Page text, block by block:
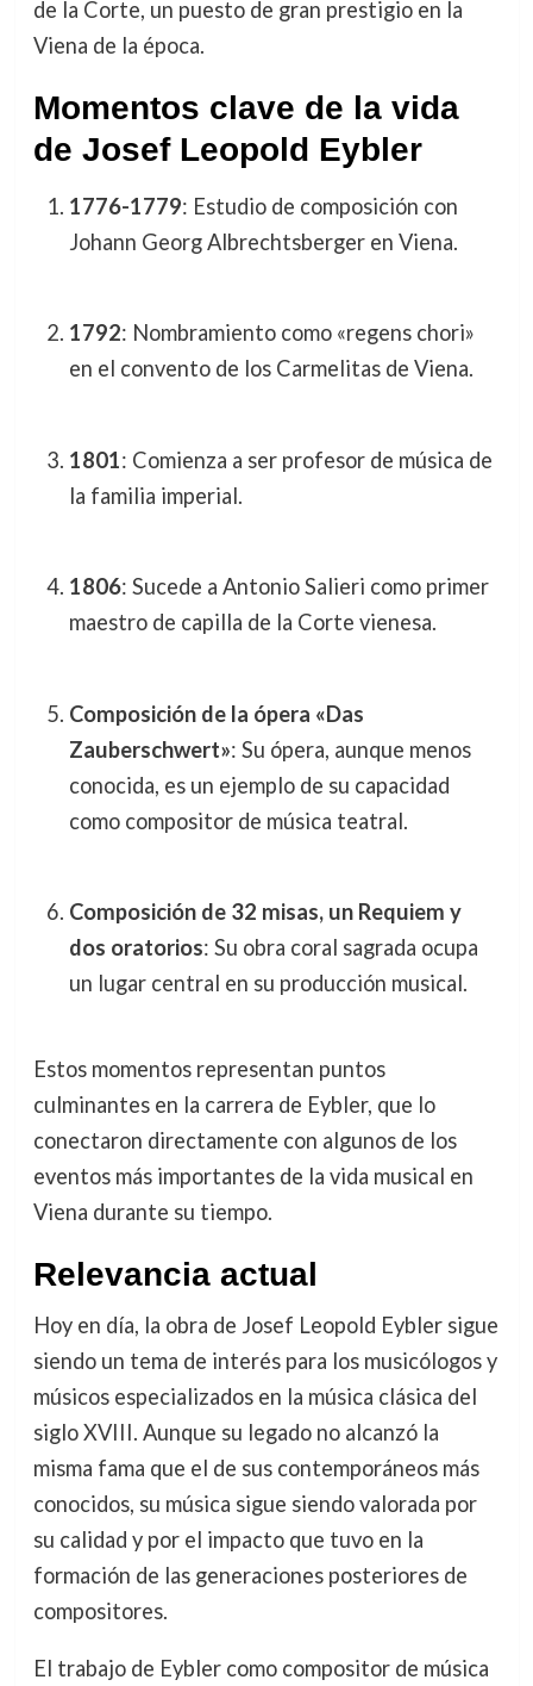
de la Corte, un puesto de gran prestigio en la
Viena de la época.
Momentos clave de la vida
de Josef Leopold Eybler
1776-1779: Estudio de composición con
Johann Georg Albrechtsberger en Viena.
1792: Nombramiento como «regens chori»
en el convento de los Carmelitas de Viena.
1801: Comienza a ser profesor de música de
la familia imperial.
1806: Sucede a Antonio Salieri como primer
maestro de capilla de la Corte vienesa.
Composición de la ópera «Das
Zauberschwert»: Su ópera, aunque menos
conocida, es un ejemplo de su capacidad
como compositor de música teatral.
Composición de 32 misas, un Requiem y
dos oratorios: Su obra coral sagrada ocupa
un lugar central en su producción musical.
Estos momentos representan puntos
culminantes en la carrera de Eybler, que lo
conectaron directamente con algunos de los
eventos más importantes de la vida musical en
Viena durante su tiempo.
Relevancia actual
Hoy en día, la obra de Josef Leopold Eybler sigue
siendo un tema de interés para los musicólogos y
músicos especializados en la música clásica del
siglo XVIII. Aunque su legado no alcanzó la
misma fama que el de sus contemporáneos más
conocidos, su música sigue siendo valorada por
su calidad y por el impacto que tuvo en la
formación de las generaciones posteriores de
compositores.
El trabajo de Eybler como compositor de música